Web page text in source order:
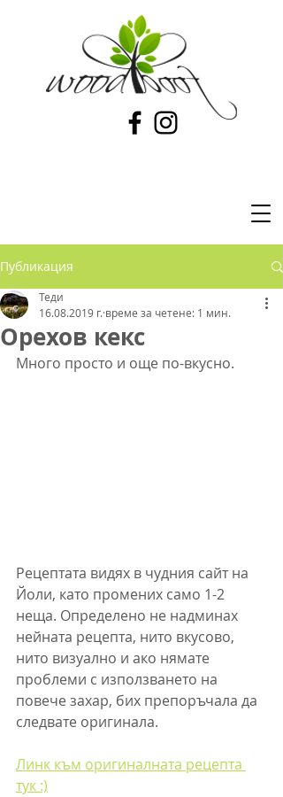
Публикация
Орехов кекс
Теди
16.08.2019 г. време за четене: 1 мин.
Много просто и още по-вкусно.
Рецептата видях в чудния сайт на
Йоли, като промених само 1-2
неща. Определено не надминах
нейната рецепта, нито вкусово,
нито визуално и ако нямате
проблеми с използването на
повече захар, бих препоръчала да
следвате оригинала.
Линк към оригиналната рецепта
тук :)